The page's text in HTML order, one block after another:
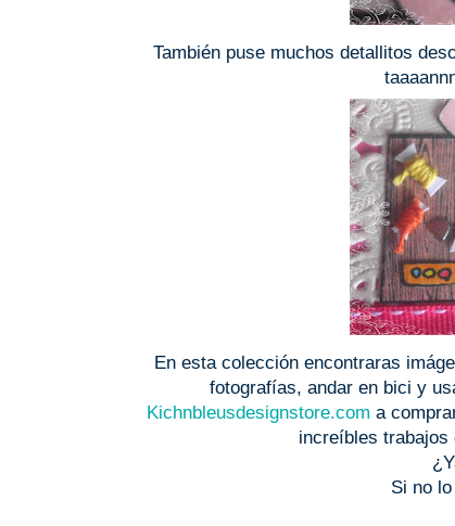
También puse muchos detallitos
En esta colección encontraras
fotografías, andar en bici y
Kichnbleusdesignstore.com a
increíbles trabajos
Si no